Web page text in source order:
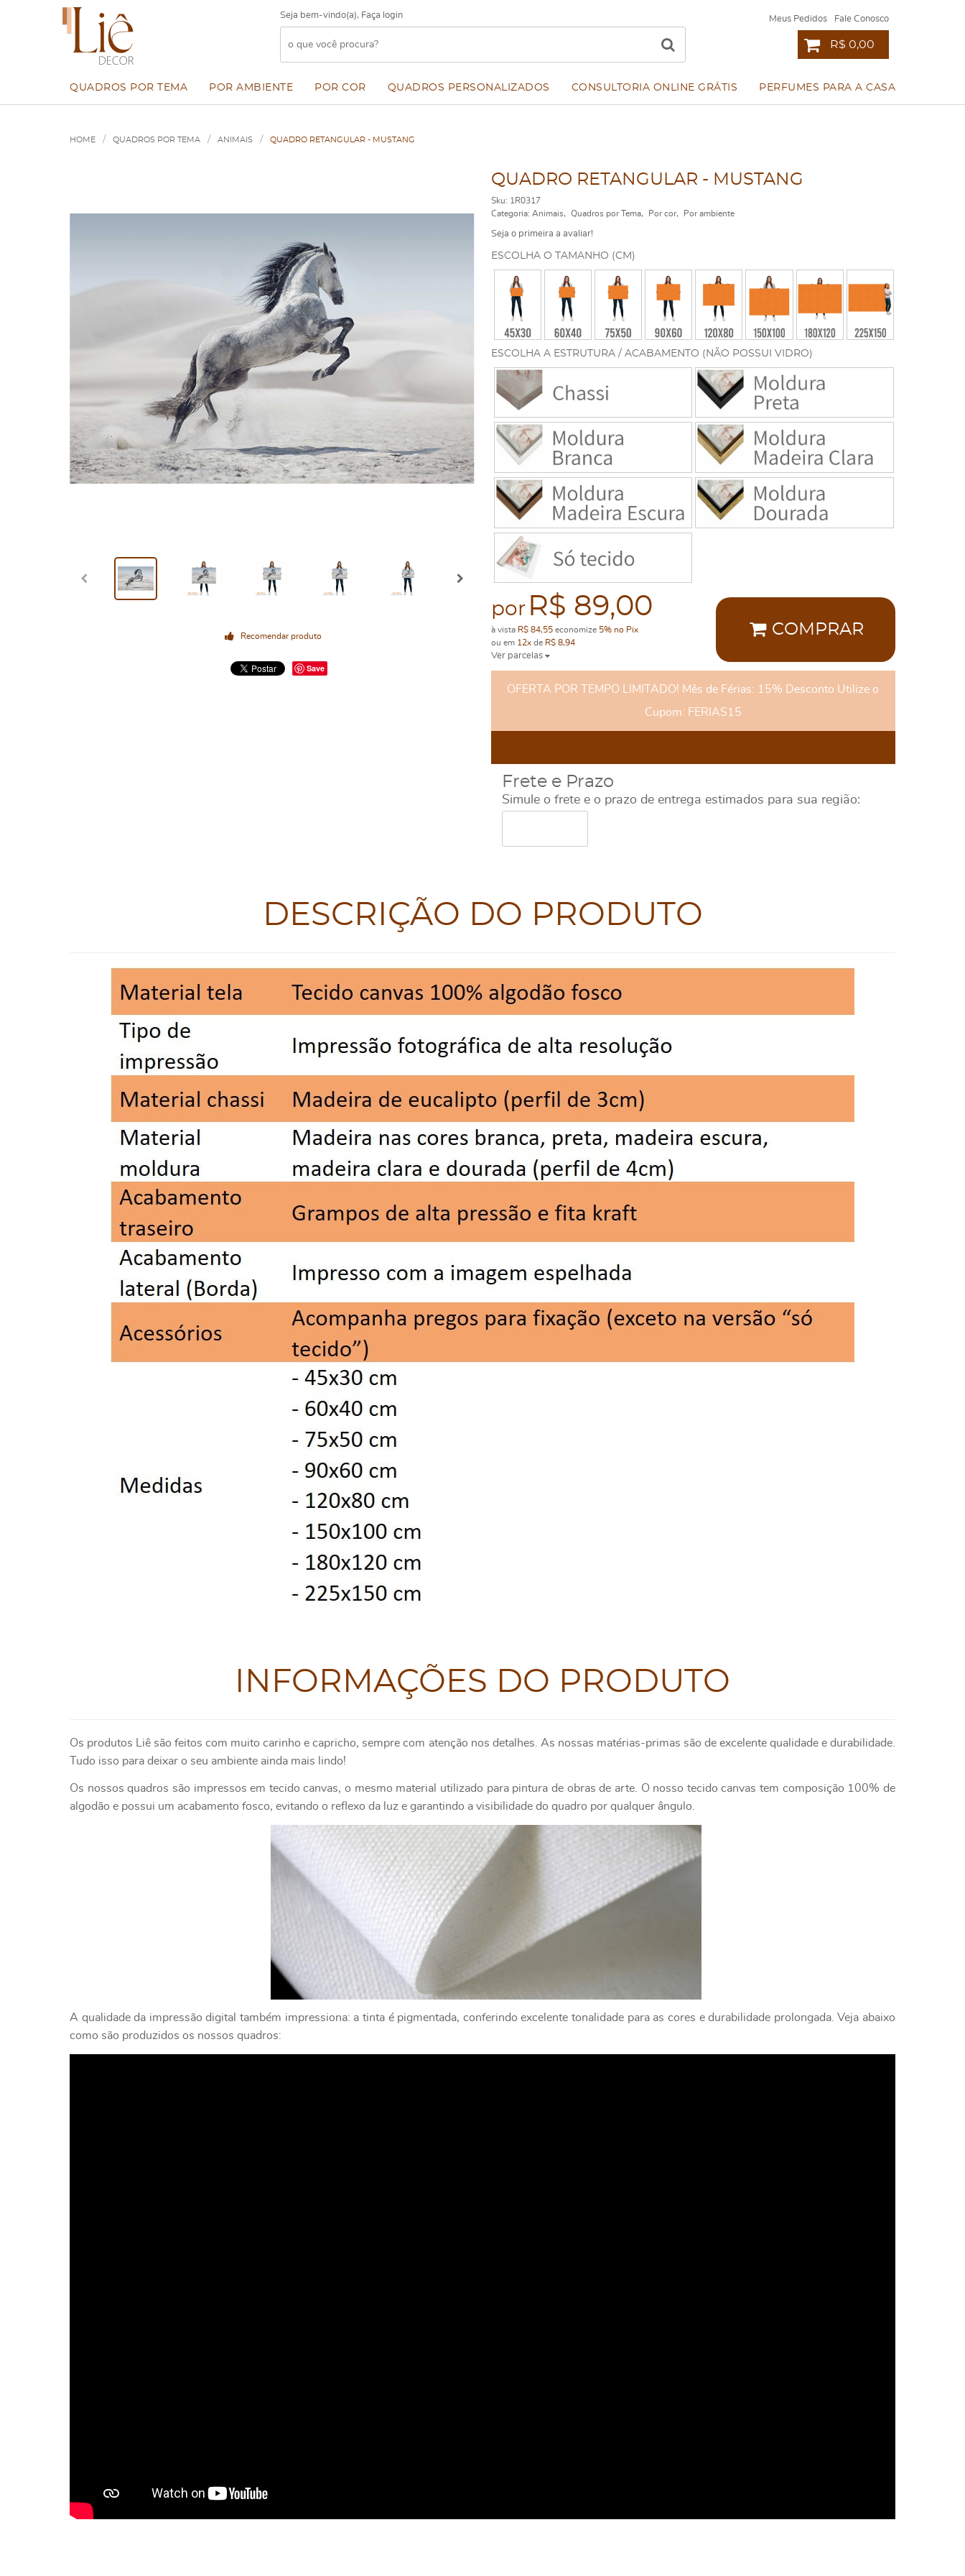
Seja bem-vindo(a), Faça login Meus Pedidos Fale Conosco
R$ 0,00
QUADROS POR TEMA POR AMBIENTE POR COR QUADROS PERSONALIZADOS CONSULTORIA ONLINE GRÁTIS PERFUMES PARA A CASA
HOME QUADROS POR TEMA ANIMAIS QUADRO RETANGULAR - MUSTANG
Recomendar produto
Save
QUADRO RETANGULAR - MUSTANG
Sku: 1R0317
Categoria: Animais Quadros por Tema Por cor Por ambiente
Seja o primeira a avaliar!
ESCOLHA A ESTRUTURA / ACABAMENTO (NÃO POSSUI VIDRO)
ESCOLHA O TAMANHO (CM)
por R$ 89,00
à vista R$ 84,55economize 5% no Pix
ou em 12xde R$ 8,94
Ver parcelas
COMPRAR
OFERTA POR TEMPO LIMITADO! Mês de Férias: 15% Desconto Utilize o
Cupom: FERIAS15
Frete e Prazo
Simule o frete e o prazo de entrega estimados para sua região:
DESCRIÇÃO DO PRODUTO
INFORMAÇÕES DO PRODUTO
Os produtos Liê são feitos com muito carinho e capricho, sempre com atenção nos detalhes. As nossas matérias-primas são de excelente qualidade e durabilidade.
Tudo isso para deixar o seu ambiente ainda mais lindo!
Os nossos quadros são impressos em tecido canvas, o mesmo material utilizado para pintura de obras de arte. O nosso tecido canvas tem composição 100% de
algodão e possui um acabamento fosco, evitando o reflexo da luz e garantindo a visibilidade do quadro por qualquer ângulo.
A qualidade da impressão digital também impressiona: a tinta é pigmentada, conferindo excelente tonalidade para as cores e durabilidade prolongada. Veja abaixo
como são produzidos os nossos quadros: